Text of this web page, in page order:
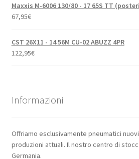
Maxxis M-6006 130/80 - 17 65S TT
67,95€
CST 26X11 - 14 56M CU-02 ABUZZ 4PR
122,95€
Informazioni
Offriamo esclusivamente pneumatici
produzioni attuali. Il nostro centro di
Germania.